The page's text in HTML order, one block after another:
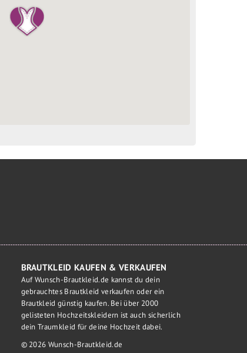
BRAUTKLEID KAUFEN & VERKAUFEN
Auf Wunsch-Brautkleid.de kannst du dein
gebrauchtes Brautkleid verkaufen oder ein
Brautkleid günstig kaufen. Bei über 2000
gelisteten Hochzeitskleidern ist auch sicherlich
dein Traumkleid für deine Hochzeit dabei.
© 2026 Wunsch-Brautkleid.de